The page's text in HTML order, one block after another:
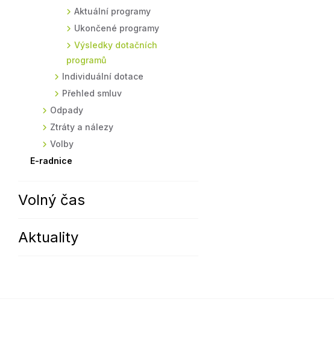
Aktuální programy
Ukončené programy
Výsledky dotačních
programů
Individuální dotace
Přehled smluv
Odpady
Ztráty a nálezy
Volby
E-radnice
Volný čas
Aktuality